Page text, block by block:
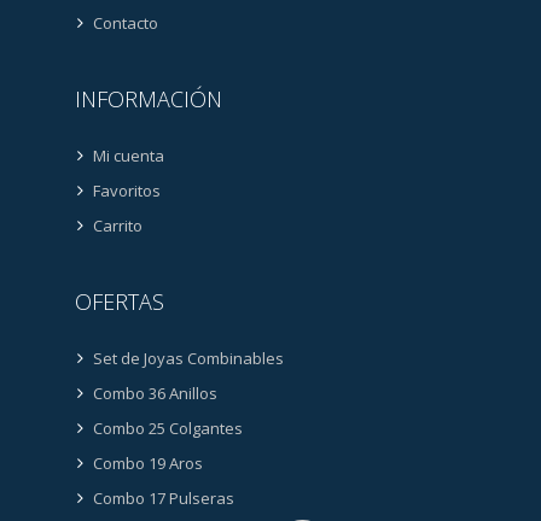
Contacto
INFORMACIÓN
Mi cuenta
Favoritos
Carrito
OFERTAS
Set de Joyas Combinables
Combo 36 Anillos
Combo 25 Colgantes
Combo 19 Aros
Combo 17 Pulseras